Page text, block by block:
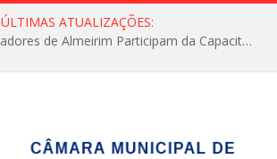
ÚLTIMAS ATUALIZAÇÕES:
Servidores e Vereadores de Almeirim Participam da Capacitação “Orientar é a Nossa Missão”